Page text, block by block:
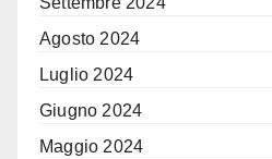
Agosto 2024
Luglio 2024
Giugno 2024
Maggio 2024